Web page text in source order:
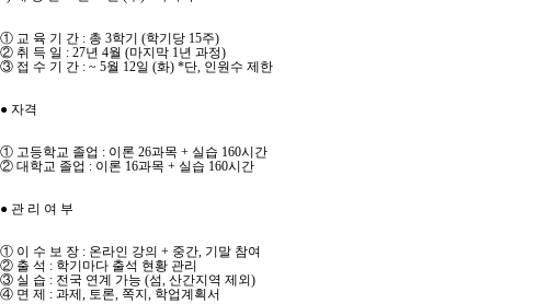
① 교 육 기 간 : 총 3학기 (학기당 15주)
② 취 득 일 : 27년 4월 (마지막 1년 과정)
③ 접 수 기 간 : ~ 5월 12일 (화) *단, 인원수 제한
● 자격
① 고등학교 졸업 : 이론 26과목 + 실습 160시간
② 대학교 졸업 : 이론 16과목 + 실습 160시간
● 관 리 여 부
① 이 수 보 장 : 온라인 강의 + 중간, 기말 참여
② 출 석 : 학기마다 출석 현황 관리
③ 실 습 : 전국 연계 가능 (섬, 산간지역 제외)
④ 면 제 : 과제, 토론, 쪽지, 학업계획서